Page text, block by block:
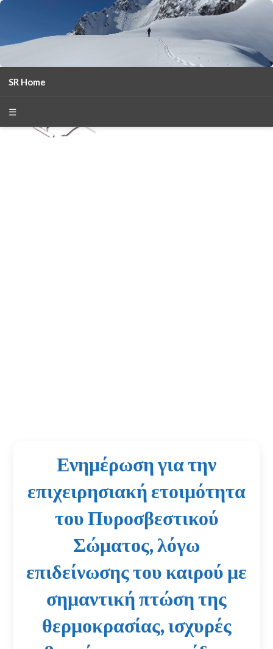
SR Home
☰
Ενημέρωση για την
επιχειρησιακή ετοιμότητα
του Πυροσβεστικού
Σώματος, λόγω
επιδείνωσης του καιρού με
σημαντική πτώση της
θερμοκρασίας, ισχυρές